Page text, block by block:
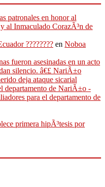
patronales en honor al
al Inmaculado CorazÃ³n de
???????? en Noboa
fueron asesinadas en un acto
silencio. â€£ NariÃ±o
deja ataque sicarial
departamento de NariÃ±o -
para el departamento de
primera hipÃ³tesis por